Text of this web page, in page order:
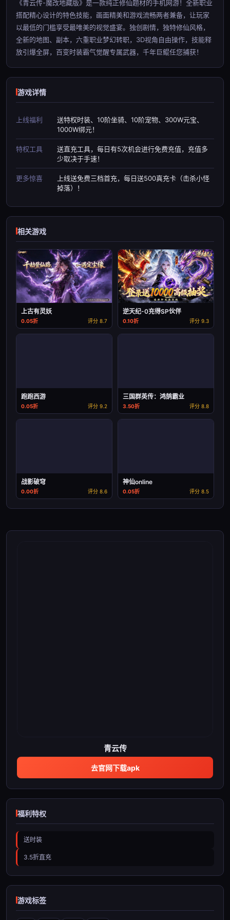
《青云传-魔改地藏版》是一款纯正修仙题材的手机网游！全新职业
搭配精心设计的特色技能，画面精美和游戏流畅两者兼备，让玩家
以最低的门槛享受最唯美的视觉盛宴。独创剧情，独特修仙风格，
全新的地图、副本，六重职业梦幻转职，3D视角自由操作，技能释
放引爆全屏，百变时装霸气觉醒专属武器，千年巨鲲任您捕获！
游戏详情
上线福利
送特权时装、10阶坐骑、10阶宠物、300W元宝、
1000W绑元！
特权工具
送直充工具，每日有5次机会进行免费充值，充值多
少取决于手速！
更多惊喜
上线送免费三档首充，每日送500真充卡（击杀小怪
掉落）！
相关游戏
上古有灵妖
0.05折 评分 8.7
逆天纪-0充得SP伙伴
0.10折 评分 9.3
跑跑西游
0.05折 评分 9.2
三国群英传：鸿鹄霸业
3.50折 评分 8.8
战影破穹
0.00折 评分 8.6
神仙online
0.05折 评分 8.5
青云传
去官网下载apk
福利特权
送时装
3.5折直充
游戏标签